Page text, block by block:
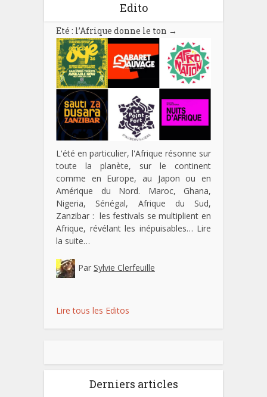
Edito
Eté : l’Afrique donne le ton →
L'été en particulier, l'Afrique résonne sur
toute la planète, sur le continent
comme en Europe, au Japon ou en
Amérique du Nord. Maroc, Ghana,
Nigeria, Sénégal, Afrique du Sud,
Zanzibar : les festivals se multiplient en
Afrique, révélant les inépuisables… Lire
la suite…
Par Sylvie Clerfeuille
Lire tous les Editos
Derniers articles